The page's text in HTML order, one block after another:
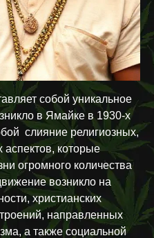
собой уникальное
в Ямайке в 1930-х
слияние религиозных,
которые
огромного количества
возникло на
христианских
направленных
а также социальной